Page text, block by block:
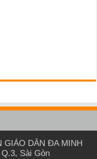
GIÁO DÂN ĐA MINH
Sài Gòn